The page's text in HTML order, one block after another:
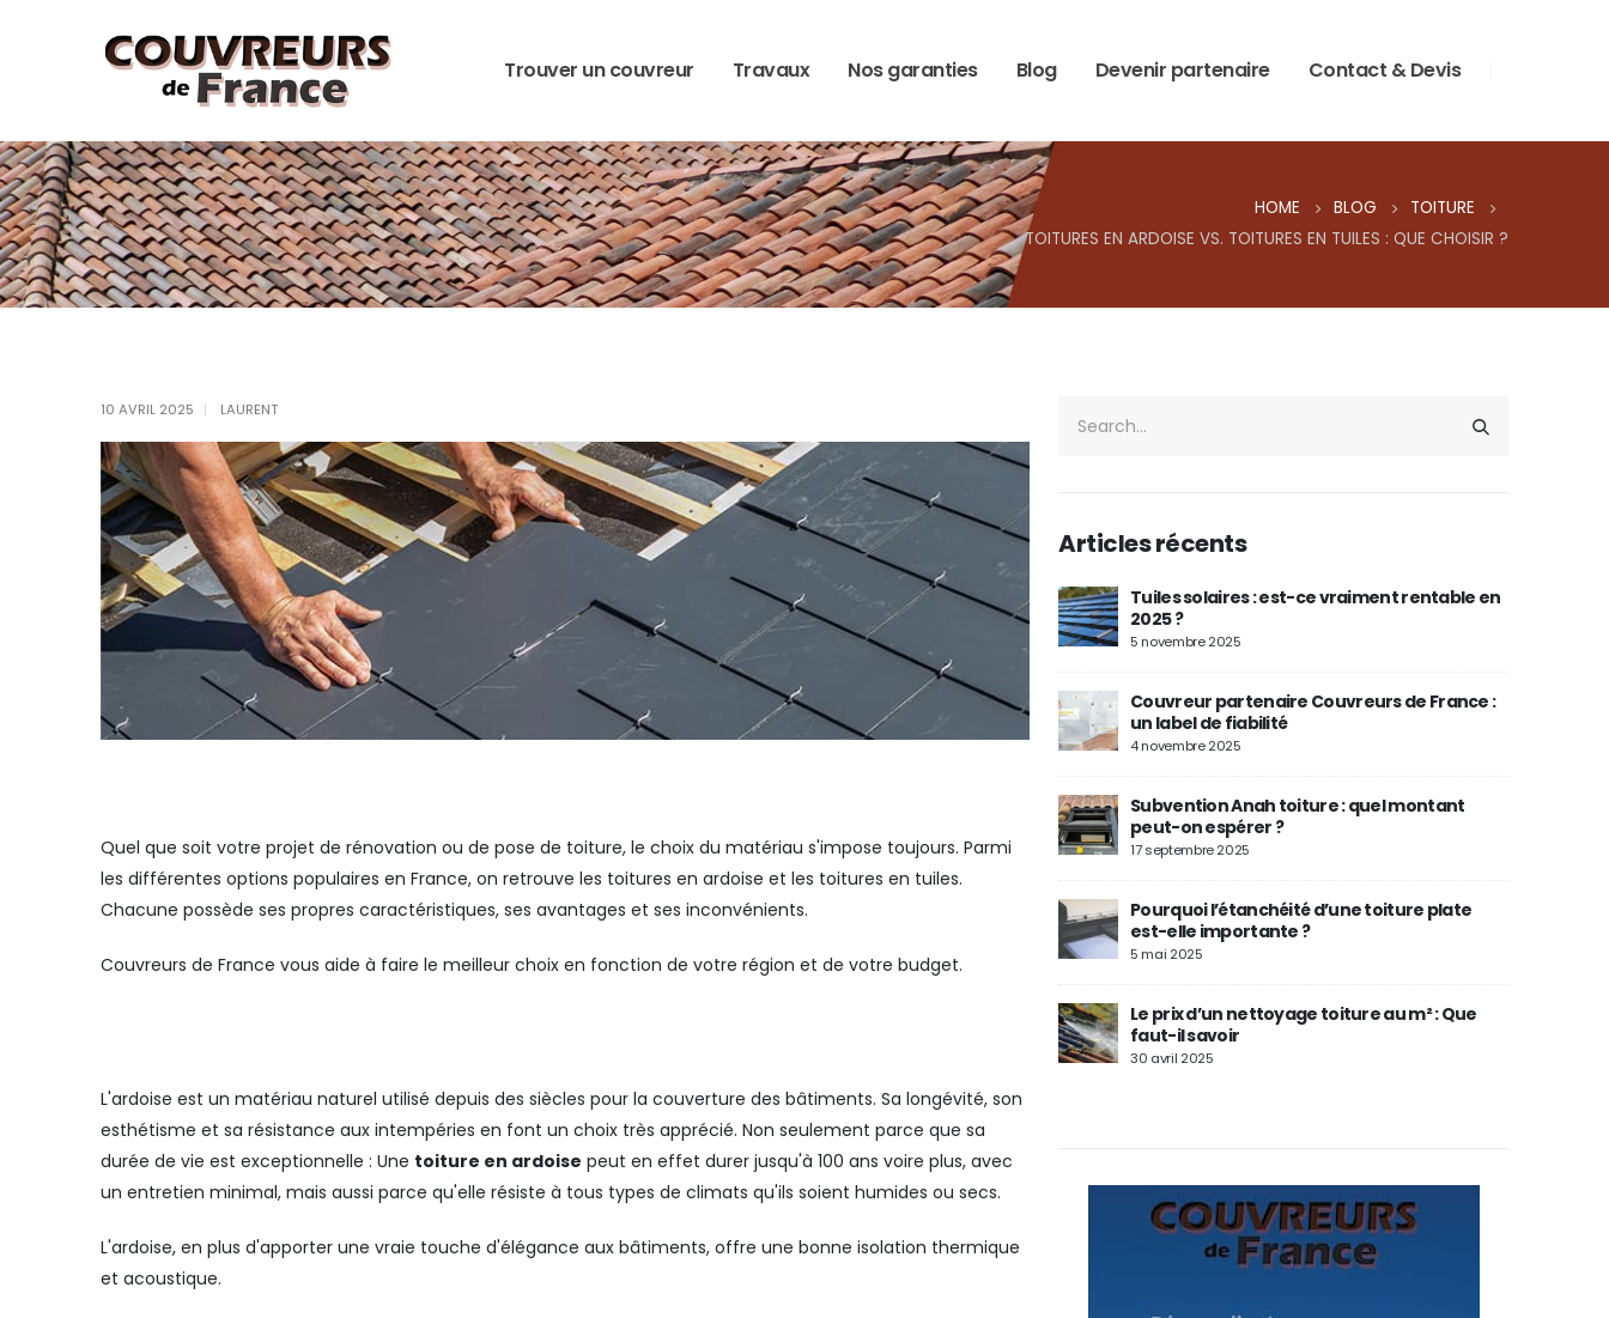
Trouver un couvreur Travaux Nos garanties Blog Devenir partenaire Contact & Devis
HOME BLOG
TOITURE
TOITURES EN ARDOISE VS. TOITURES EN TUILES : QUE CHOISIR ?
10 AVRIL 2025 LAURENT
Quel que soit votre projet de rénovation ou de pose de toiture, le choix du matériau s'impose toujours. Parmi
les différentes options populaires en France, on retrouve les toitures en ardoise et les toitures en tuiles.
Chacune possède ses propres caractéristiques, ses avantages et ses inconvénients.
Couvreurs de France vous aide à faire le meilleur choix en fonction de votre région et de votre budget.
L'ardoise est un matériau naturel utilisé depuis des siècles pour la couverture des bâtiments. Sa longévité, son
esthétisme et sa résistance aux intempéries en font un choix très apprécié. Non seulement parce que sa
durée de vie est exceptionnelle : Une toiture en ardoise peut en effet durer jusqu'à 100 ans voire plus, avec
un entretien minimal, mais aussi parce qu'elle résiste à tous types de climats qu'ils soient humides ou secs.
L'ardoise, en plus d'apporter une vraie touche d'élégance aux bâtiments, offre une bonne isolation thermique
et acoustique.
Articles récents
Tuiles solaires : est-ce vraiment rentable en
2025 ?
5 novembre 2025
Couvreur partenaire Couvreurs de France :
un label de fiabilité
4 novembre 2025
Subvention Anah toiture : quel montant
peut-on espérer ?
17 septembre 2025
Pourquoi l’étanchéité d’une toiture plate
est-elle importante ?
5 mai 2025
Le prix d’un nettoyage toiture au m² : Que
faut-il savoir
30 avril 2025